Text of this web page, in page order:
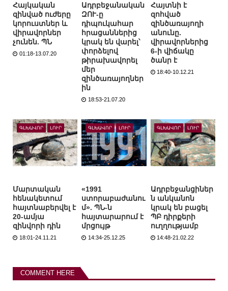
Հայկական
զինված ուժերը
կորուստներ և
վիրավորներ
չունեն. ՊՆ
01:18-13.07.20
Ադրբեջանական
ԶՈՒ-ը
դիպուկահար
հրացաններից
կրակ են վարել՝
փորձելով
թիրախավորել
մեր
զինծառայողներ
ին
18:53-21.07.20
Հայտնի է
զոհված
զինծառայողի
անունը.
վիրավորներից
6-ի վիճակը
ծանր է
18:40-10.12.21
ԳԼԽԱՎՈՐ ԼՈՒՐ
Մարտական
հենակետում
հայտնաբերվել է
20-ամյա
զինվորի դին
18:01-24.11.21
ԳԼԽԱՎՈՐ ԼՈՒՐ
«1991
ստորաբաժանու
մ». ՊՆ-ն
հայտարարում է
մրցույթ
14:34-25.12.25
ԳԼԽԱՎՈՐ ԼՈՒՐ
Ադրբեջանցիներ
ն անկանոն
կրակ են բացել
ՊԲ դիրքերի
ուղղությամբ
14:48-21.02.22
COMMENT HERE